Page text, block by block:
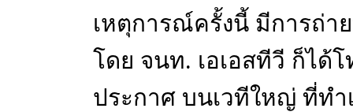
เหตุการณ์ครั้งนี้ มีการถ่า
โดย จนท. เอเอสทีวี ก็ได้
ประกาศ บนเวทีใหญ่ ที่ท